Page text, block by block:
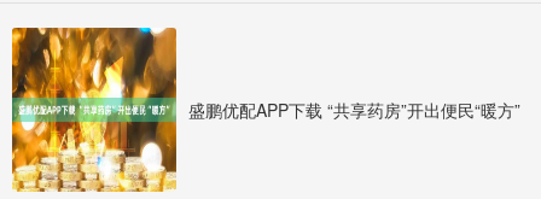
盛鹏优配APP下载 “共享药房”开出便民“暖方”